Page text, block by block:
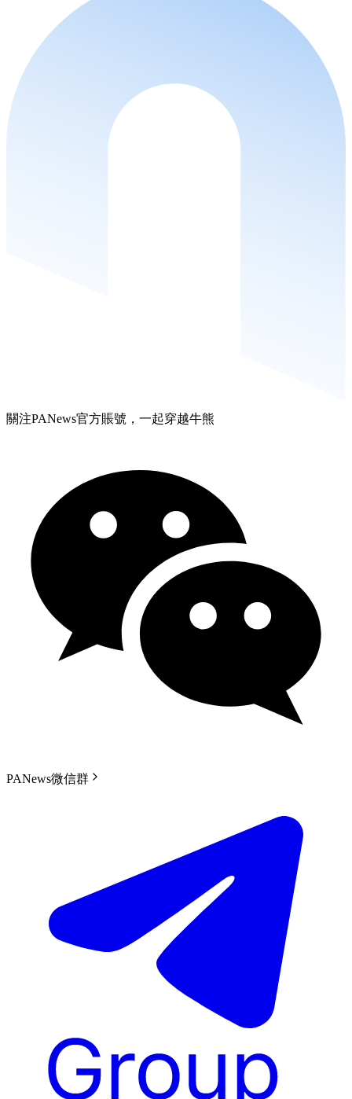
關注PANews官方賬號，一起穿越牛熊
PANews微信群